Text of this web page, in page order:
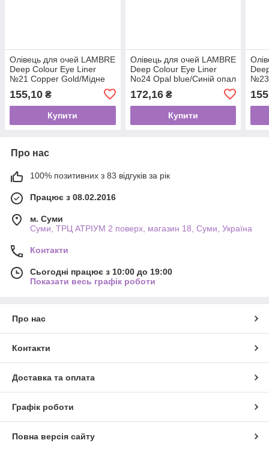
Олівець для очей LAMBRE
Deep Colour Eye Liner
№21 Copper Gold/Мідне
155,10 ₴
Купити
Олівець для очей LAMBRE
Deep Colour Eye Liner
No24 Opal blue/Синій опал
172,16₴
Купити
№23
Про нас
100% позитивних з 83 відгуків за рік
Працює з 08.02.2016
м. Суми
Суми, ТРЦ АТРІУМ 2 поверх, магазин 18, Суми, Україна
Контакти
Сьогодні працює з 10:00 до 19:00
Показати весь графік роботи
Про нас
Контакти
Доставка та оплата
Графік роботи
Повна версія сайту